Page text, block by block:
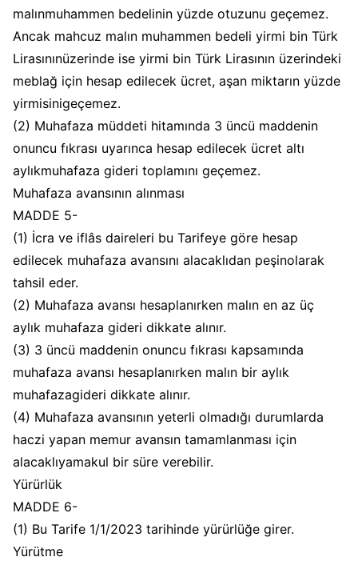
malınmuhammen bedelinin yüzde otuzunu geçemez.
Ancak mahcuz malın muhammen bedeli yirmi bin Türk
Lirasınınüzerinde ise yirmi bin Türk Lirasının üzerindeki
meblağ için hesap edilecek ücret, aşan miktarın yüzde
yirmisinigeçemez.
(2) Muhafaza müddeti hitamında 3 üncü maddenin
onuncu fıkrası uyarınca hesap edilecek ücret altı
aylıkmuhafaza gideri toplamını geçemez.
Muhafaza avansının alınması
MADDE 5-
(1) İcra ve iflâs daireleri bu Tarifeye göre hesap
edilecek muhafaza avansını alacaklıdan peşinolarak
tahsil eder.
(2) Muhafaza avansı hesaplanırken malın en az üç
aylık muhafaza gideri dikkate alınır.
(3) 3 üncü maddenin onuncu fıkrası kapsamında
muhafaza avansı hesaplanırken malın bir aylık
muhafazagideri dikkate alınır.
(4) Muhafaza avansının yeterli olmadığı durumlarda
haczi yapan memur avansın tamamlanması için
alacaklıyamakul bir süre verebilir.
Yürürlük
MADDE 6-
(1) Bu Tarife 1/1/2023 tarihinde yürürlüğe girer.
Yürütme